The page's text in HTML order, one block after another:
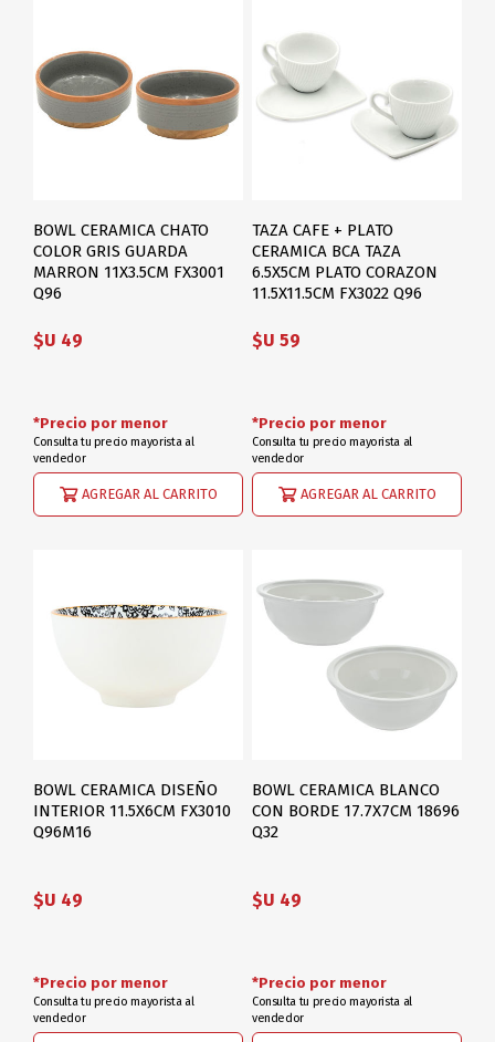
BOWL CERAMICA CHATO
COLOR GRIS GUARDA
MARRON 11X3.5CM FX3001
Q96
$U 49
AGREGAR AL CARRITO
*Precio por menor
Consulta tu precio mayorista al
vendedor
TAZA CAFE + PLATO
CERAMICA BCA TAZA
6.5X5CM PLATO CORAZON
11.5X11.5CM FX3022 Q96
$U 59
AGREGAR AL CARRITO
*Precio por menor
Consulta tu precio mayorista al
vendedor
BOWL CERAMICA DISEÑO
INTERIOR 11.5X6CM FX3010
Q96M16
$U 49
*Precio por menor
Consulta tu precio mayorista al
vendedor
BOWL CERAMICA BLANCO
CON BORDE 17.7X7CM 18696
Q32
$U 49
*Precio por menor
Consulta tu precio mayorista al
vendedor